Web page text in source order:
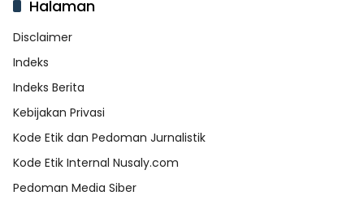
Halaman
Disclaimer
Indeks
Indeks Berita
Kebijakan Privasi
Kode Etik dan Pedoman Jurnalistik
Kode Etik Internal Nusaly.com
Pedoman Media Siber